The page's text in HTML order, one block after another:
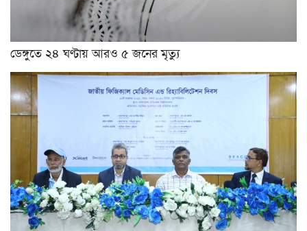
ডেঙ্গুতে ২৪ ঘণ্টায় আরও ৫ জনের মৃত্যু